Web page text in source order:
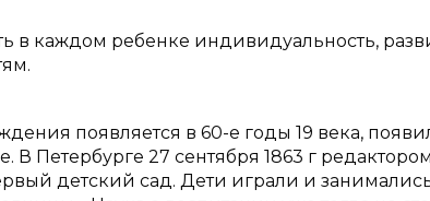
в каждом ребенке индивидуальность,
появляется в 60-е годы 19 века,
Петербурге 27 сентября 1863 г редактором
детский сад. Дети играли и